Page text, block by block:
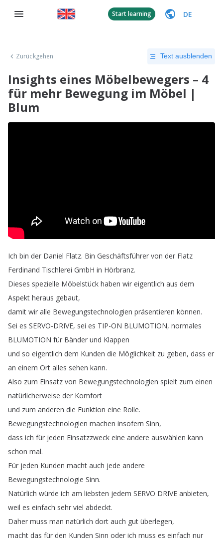
Start learning DE
Zurückgehen Text ausblenden
Insights eines Möbelbewegers – 4
für mehr Bewegung im Möbel |
Blum
Ich bin der Daniel Flatz. Bin Geschäftsführer von der Flatz
Ferdinand Tischlerei GmbH in Hörbranz.
Dieses spezielle Möbelstück haben wir eigentlich aus dem
Aspekt heraus gebaut,
damit wir alle Bewegungstechnologien präsentieren können.
Sei es SERVO-DRIVE, sei es TIP-ON BLUMOTION, normales
BLUMOTION für Bänder und Klappen
und so eigentlich dem Kunden die Möglichkeit zu geben, dass er
an einem Ort alles sehen kann.
Also zum Einsatz von Bewegungstechnologien spielt zum einen
natürlicherweise der Komfort
und zum anderen die Funktion eine Rolle.
Bewegungstechnologien machen insofern Sinn,
dass ich für jeden Einsatzzweck eine andere auswählen kann
schon mal.
Für jeden Kunden macht auch jede andere
Bewegungstechnologie Sinn.
Natürlich würde ich am liebsten jedem SERVO DRIVE anbieten,
weil es einfach sehr viel abdeckt.
Daher muss man natürlich dort auch gut überlegen,
macht das für den Kunden Sinn oder ich muss es einfach nur